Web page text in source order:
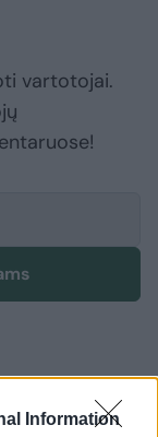
Information
vartotojai.